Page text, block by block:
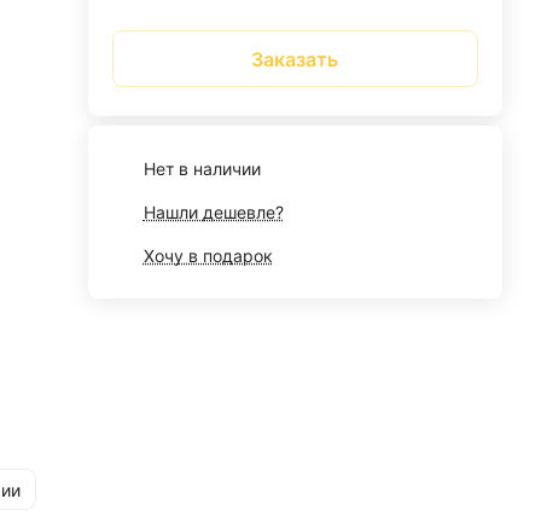
Заказать
Нет в наличии
Нашли дешевле?
Хочу в подарок